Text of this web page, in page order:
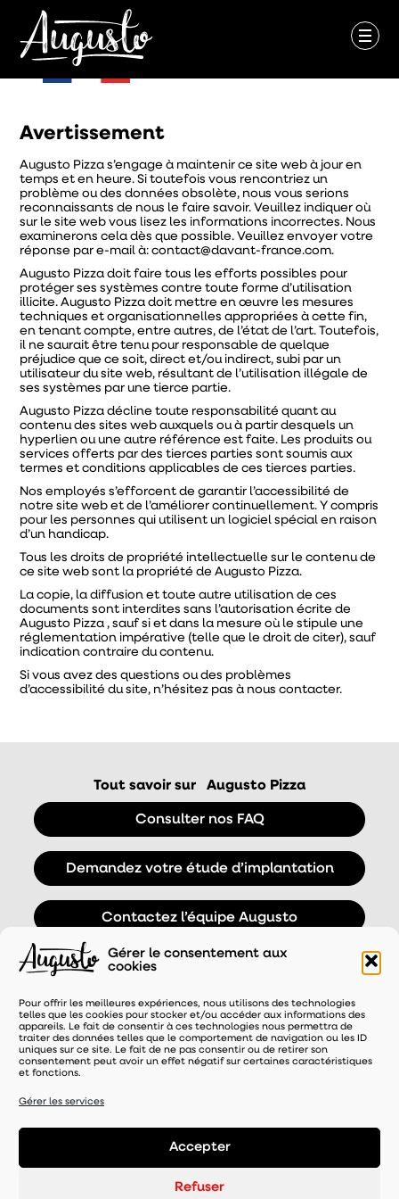
Gérer le consentement aux
cookies
Pour offrir les meilleures expériences, nous utilisons des technologies
telles que les cookies pour stocker et/ou accéder aux informations des
appareils. Le fait de consentir à ces technologies nous permettra de
traiter des données telles que le comportement de navigation ou les ID
uniques sur ce site. Le fait de ne pas consentir ou de retirer son
consentement peut avoir un effet négatif sur certaines caractéristiques
et fonctions.
Gérer les services
Accepter
Refuser
Avertissement
Augusto Pizza s’engage à maintenir ce site web à jour en
temps et en heure. Si toutefois vous rencontriez un
problème ou des données obsolète, nous vous serions
reconnaissants de nous le faire savoir. Veuillez indiquer où
sur le site web vous lisez les informations incorrectes. Nous
examinerons cela dès que possible. Veuillez envoyer votre
réponse par e-mail à:contact@davant-france.com.
Augusto Pizza doit faire tous les efforts possibles pour
protéger ses systèmes contre toute forme d’utilisation
illicite. Augusto Pizza doit mettre en œuvre les mesures
techniques et organisationnelles appropriées à cette fin,
en tenant compte, entre autres, de l’état de l’art. Toutefois,
il ne saurait être tenu pour responsable de quelque
préjudice que ce soit, direct et/ou indirect, subi par un
utilisateur du site web, résultant de l’utilisation illégale de
ses systèmes par une tierce partie.
Augusto Pizza décline toute responsabilité quant au
contenu des sites web auxquels ou à partir desquels un
hyperlien ou une autre référence est faite. Les produits ou
services offerts par des tierces parties sont soumis aux
termes et conditions applicables de ces tierces parties.
Nos employés s’efforcent de garantir l’accessibilité de
notre site web et de l’améliorer continuellement. Y compris
pour les personnes qui utilisent un logiciel spécial en raison
d’un handicap.
Tous les droits de propriété intellectuelle sur le contenu de
ce site web sont la propriété de Augusto Pizza.
La copie, la diffusion et toute autre utilisation de ces
documents sont interdites sans l’autorisation écrite de
Augusto Pizza , sauf si et dans la mesure où le stipule une
réglementation impérative (telle que le droit de citer), sauf
indication contraire du contenu.
Si vous avez des questions ou des problèmes
d’accessibilité du site, n’hésitez pas à nous contacter.
Tout savoir sur Augusto Pizza
Consulter nos FAQ
Demandez votre étude d’implantation
Contactez l’équipe Augusto
Mentions légales
-